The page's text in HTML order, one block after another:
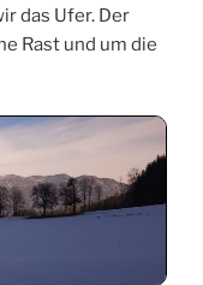
das Ufer. Der
Rast und um die